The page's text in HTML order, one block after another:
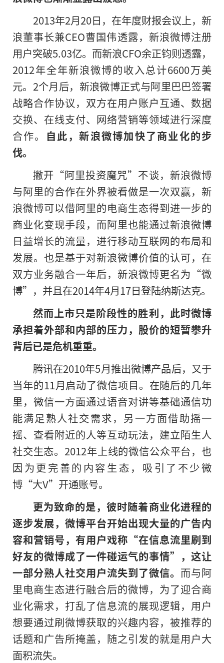
2013年2月20日，在年度财报会议上，新
浪董事长兼CEO曹国伟透露，新浪微博注册
用户突破5.03亿。而新浪CFO余正钧则透露，
2012年全年新浪微博的收入总计6600万美
元。2个月后，新浪微博正式与阿里巴巴签署
战略合作协议，双方在用户账户互通、数据
交换、在线支付、网络营销等领域进行深度
合作。
自此，新浪微博加快了商业化的步
伐。
撇开“阿里投资魔咒”不谈，新浪微博
与阿里的合作在外界被看做是一次双赢，新
浪微博可以借阿里的电商生态得到进一步的
商业化变现手段，而阿里也能通过新浪微博
日益增长的流量，进行移动互联网的布局和
发展。也是基于对新浪微博价值的认可，在
双方业务融合一年后，新浪微博更名为“微
博”，并且在2014年4月17日登陆纳斯达克。
然而上市只是阶段性的胜利，此时微博
承担着外部和内部的压力，股价的短暂攀升
背后已是危机重重。
腾讯在2010年5月推出微博产品后，又于
当年的11月启动了微信项目。在随后的几年
里，微信一方面通过语音对讲等基础通信功
能满足熟人社交需求，另一方面借助摇一
摇、查看附近的人等互动玩法，建立陌生人
社交生态。2012年上线的微信公众平台，也
因为更完善的内容生态，吸引了不少微
博“大V”开通账号。
更为致命的是，彼时随着商业化进程的
逐步发展，微博平台开始出现大量的广告内
容和营销号，有用户戏称“在信息流里刷到
好友的微博成了一件碰运气的事情”，这让
一部分熟人社交用户流失到了微信。 而与阿
里电商生态进行融合后的微博，为了迎合商
业化需求，打乱了信息流的展现逻辑，用户
想要通过刷微博获取的兴趣内容，被推荐的
话题和广告所掩盖，随之引发的就是用户大
面积流失。